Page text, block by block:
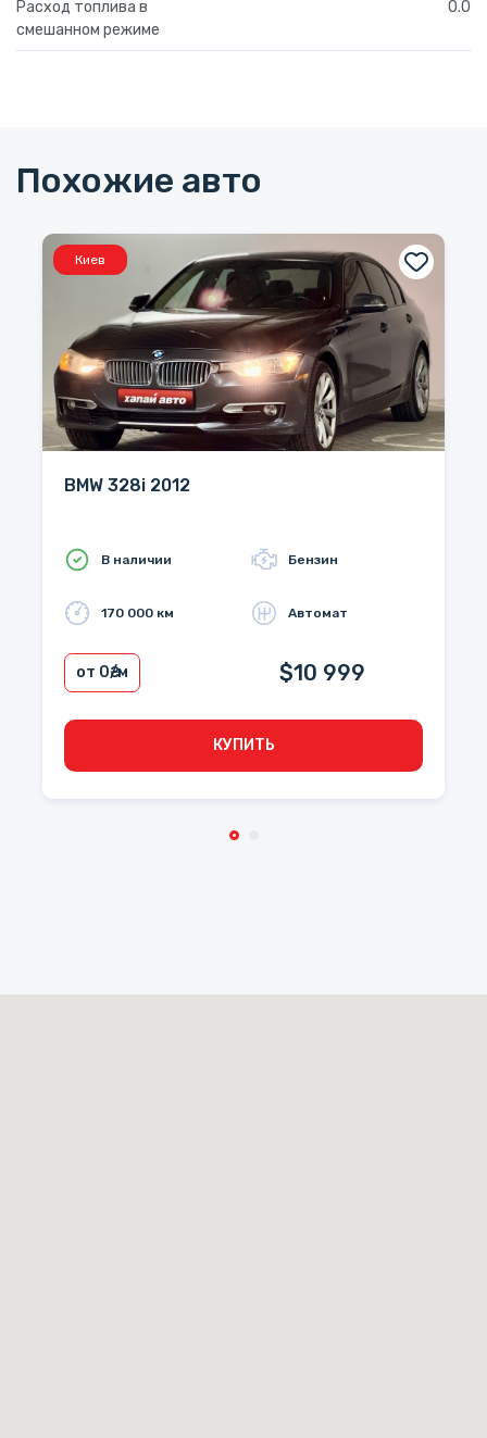
Расход топлива в
смешанном режиме
0.0
Похожие авто
Киев
BMW 328i 2012
В наличии Бензин
170 000 км Автомат
от 0₴/м $10 999
КУПИТЬ